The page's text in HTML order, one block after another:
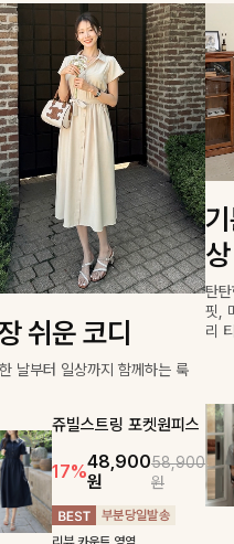
쉬운 코디
날부터 일상까지 함께하는 룩
쥬빌스트링 포켓원피스
17%48,900
원
58,900
원
상
탄
핏,
리